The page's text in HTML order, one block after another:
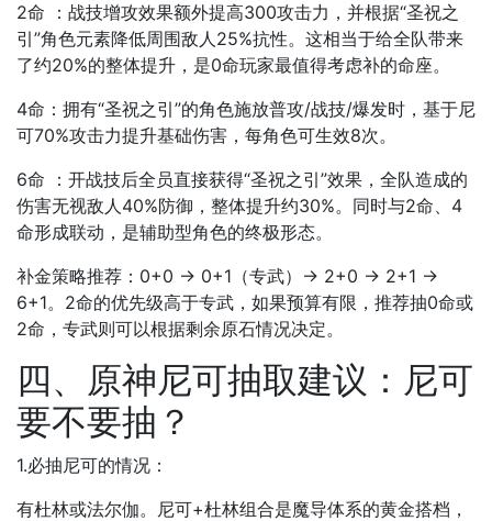
2命 ：战技增攻效果额外提高300攻击力，并根据“圣祝之
引”角色元素降低周围敌人25%抗性。这相当于给全队带来
了约20%的整体提升，是0命玩家最值得考虑补的命座。
4命：拥有“圣祝之引”的角色施放普攻/战技/爆发时，基于尼
可70%攻击力提升基础伤害，每角色可生效8次。
6命 ：开战技后全员直接获得“圣祝之引”效果，全队造成的
伤害无视敌人40%防御，整体提升约30%。同时与2命、4
命形成联动，是辅助型角色的终极形态。
补金策略推荐：0+0 → 0+1（专武）→ 2+0 → 2+1 →
6+1。2命的优先级高于专武，如果预算有限，推荐抽0命或
2命，专武则可以根据剩余原石情况决定。
四、原神尼可抽取建议：尼可
要不要抽？
1.必抽尼可的情况：
有杜林或法尔伽。尼可+杜林组合是魔导体系的黄金搭档，